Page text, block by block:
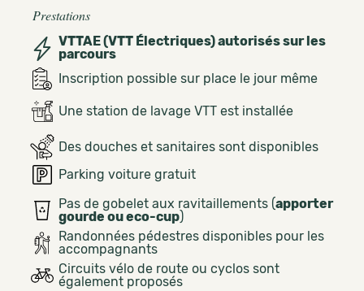
Prestations
VTTAE (VTT Électriques) autorisés sur les
parcours
Inscription possible sur place le jour même
Une station de lavage VTT est installée
Des douches et sanitaires sont disponibles
Parking voiture gratuit
Pas de gobelet aux ravitaillements (apporter
gourde ou eco-cup)
Randonnées pédestres disponibles pour les
accompagnants
Circuits vélo de route ou cyclos sont
également proposés